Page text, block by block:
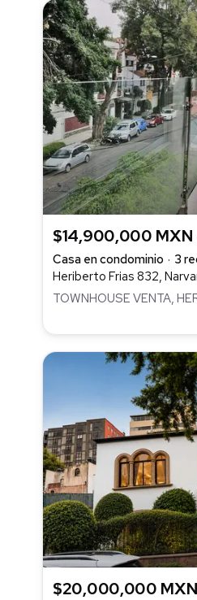
$14,900,000 MXN
Casa en condominio
3
Heriberto Frias 832,
TOWNHOUSE VENTA,
$20,000,000 MXN